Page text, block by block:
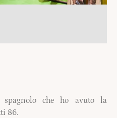
che ho avuto la
86.